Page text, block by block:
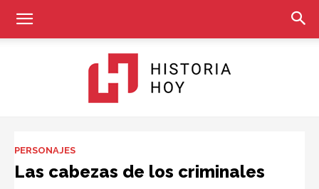
PERSONAJES
Las cabezas de los criminales